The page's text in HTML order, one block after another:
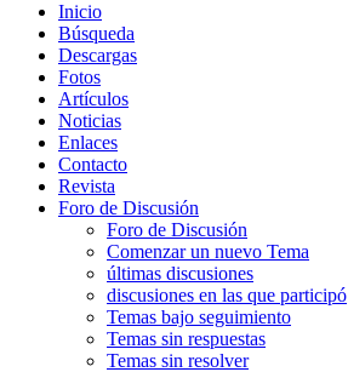
Inicio
Búsqueda
Descargas
Fotos
Artículos
Noticias
Enlaces
Contacto
Revista
Foro de Discusión
Foro de Discusión
Comenzar un nuevo Tema
últimas discusiones
discusiones en las que participó
Temas bajo seguimiento
Temas sin respuestas
Temas sin resolver